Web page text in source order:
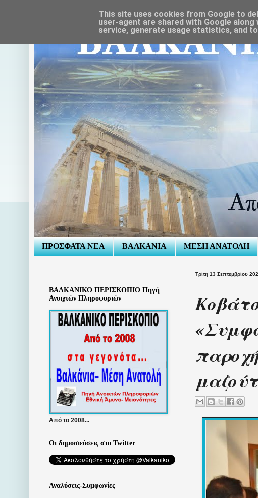
ΠΡΟΣΦΑΤΑ ΝΕΑ ΒΑΛΚΑΝΙΑ ΜΕΣΗ ΑΝΑΤΟΛΗ
Τρίτη 13 Σεπτεμβρίου
ΒΑΛΚΑΝΙΚΟ ΠΕΡΙΣΚΟΠΙΟ Πηγή
Ανοιχτών Πληροφοριών
Από το 2008...
Οι δημοσιεύσεις στο Twitter
Αναλύσεις-Συμφωνίες
This site uses cookies from Google to
user-agent are shared with Google
service, generate usage statistics, and